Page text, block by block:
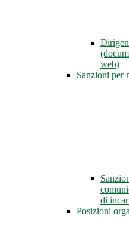
web)
Sanzioni per
di
Posizioni